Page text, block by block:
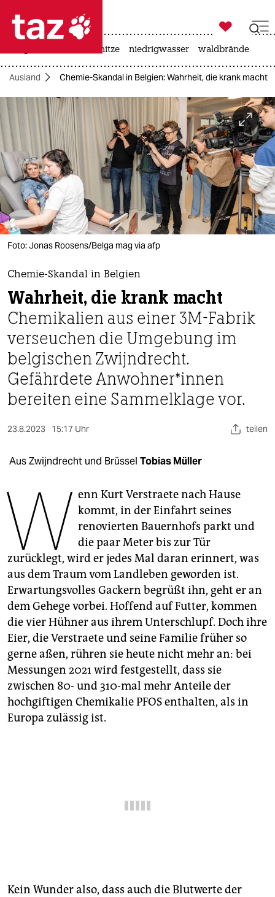
 taz zahl ich
taz zahl ich
themen
politik
öko
gesellschaft
kultur
sport
berlin
nord
wahrheit
verlag
verlag
veranstaltungen
shop
fragen & hilfe
abo
genossenschaft
epaper login

taz zahl ich
hitze niedrigwasser waldbrände
Ausland Chemie-Skandal in Belgien: Wahrheit, die krank macht
Foto: Jonas Roosens/Belga mag via afp
Chemie-Skandal in Belgien
Wahrheit, die krank macht
Chemikalien aus einer 3M-Fabrik
verseuchen die Umgebung im
belgischen Zwijndrecht.
Gefährdete An­woh­ne­r*in­nen
bereiten eine Sammelklage vor.
23.8.2023 15:17 Uhr teilen
Aus Zwijndrecht und Brüssel Tobias Müller
W enn Kurt Verstraete nach Hause
kommt, in der Einfahrt seines
renovierten Bauernhofs parkt und
die paar Meter bis zur Tür
zurücklegt, wird er jedes Mal daran erinnert, was
aus dem Traum vom Landleben geworden ist.
Erwartungsvolles Gackern begrüßt ihn, geht er an
dem Gehege vorbei. Hoffend auf Futter, kommen
die vier Hühner aus ihrem Unterschlupf. Doch ihre
Eier, die Verstraete und seine Familie früher so
gerne aßen, rühren sie heute nicht mehr an: bei
Messungen 2021 wird festgestellt, dass sie
zwischen 80- und 310-mal mehr Anteile der
hochgiftigen Chemikalie PFOS enthalten, als in
Europa zulässig ist.
Kein Wunder also, dass auch die Blutwerte der